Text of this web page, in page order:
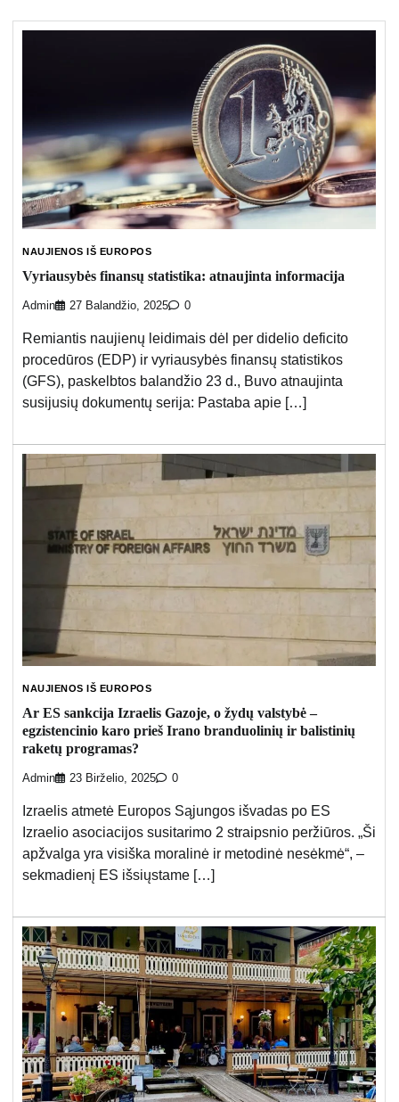
NAUJIENOS IŠ EUROPOS
Vyriausybės finansų statistika: atnaujinta informacija
Admin 27 Balandžio, 2025 0
Remiantis naujienų leidimais dėl per didelio deficito
procedūros (EDP) ir vyriausybės finansų statistikos
(GFS), paskelbtos balandžio 23 d., Buvo atnaujinta
susijusių dokumentų serija: Pastaba apie […]
NAUJIENOS IŠ EUROPOS
Ar ES sankcija Izraelis Gazoje, o žydų valstybė –
egzistencinio karo prieš Irano branduolinių ir balistinių
raketų programas?
Admin 23 Birželio, 2025 0
Izraelis atmetė Europos Sąjungos išvadas po ES
Izraelio asociacijos susitarimo 2 straipsnio peržiūros. „Ši
apžvalga yra visiška moralinė ir metodinė nesėkmė“, –
sekmadienį ES išsiųstame […]